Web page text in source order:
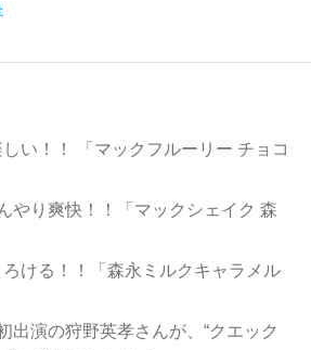
い！！ 「マックフルーリー チョコ
やり爽快！！「マックシェイク 森
ける！！「森永ミルクキャラメル
出演の狩野英孝さんが、“クエック